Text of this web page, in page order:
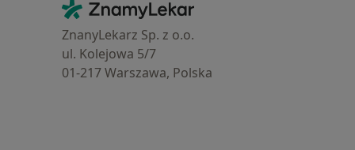
Kontakt
ZnamyLekar - Hlavní stránka
ZnanyLekarz Sp. z o.o.
ul. Kolejowa 5/7
01-217 Warszawa, Polska